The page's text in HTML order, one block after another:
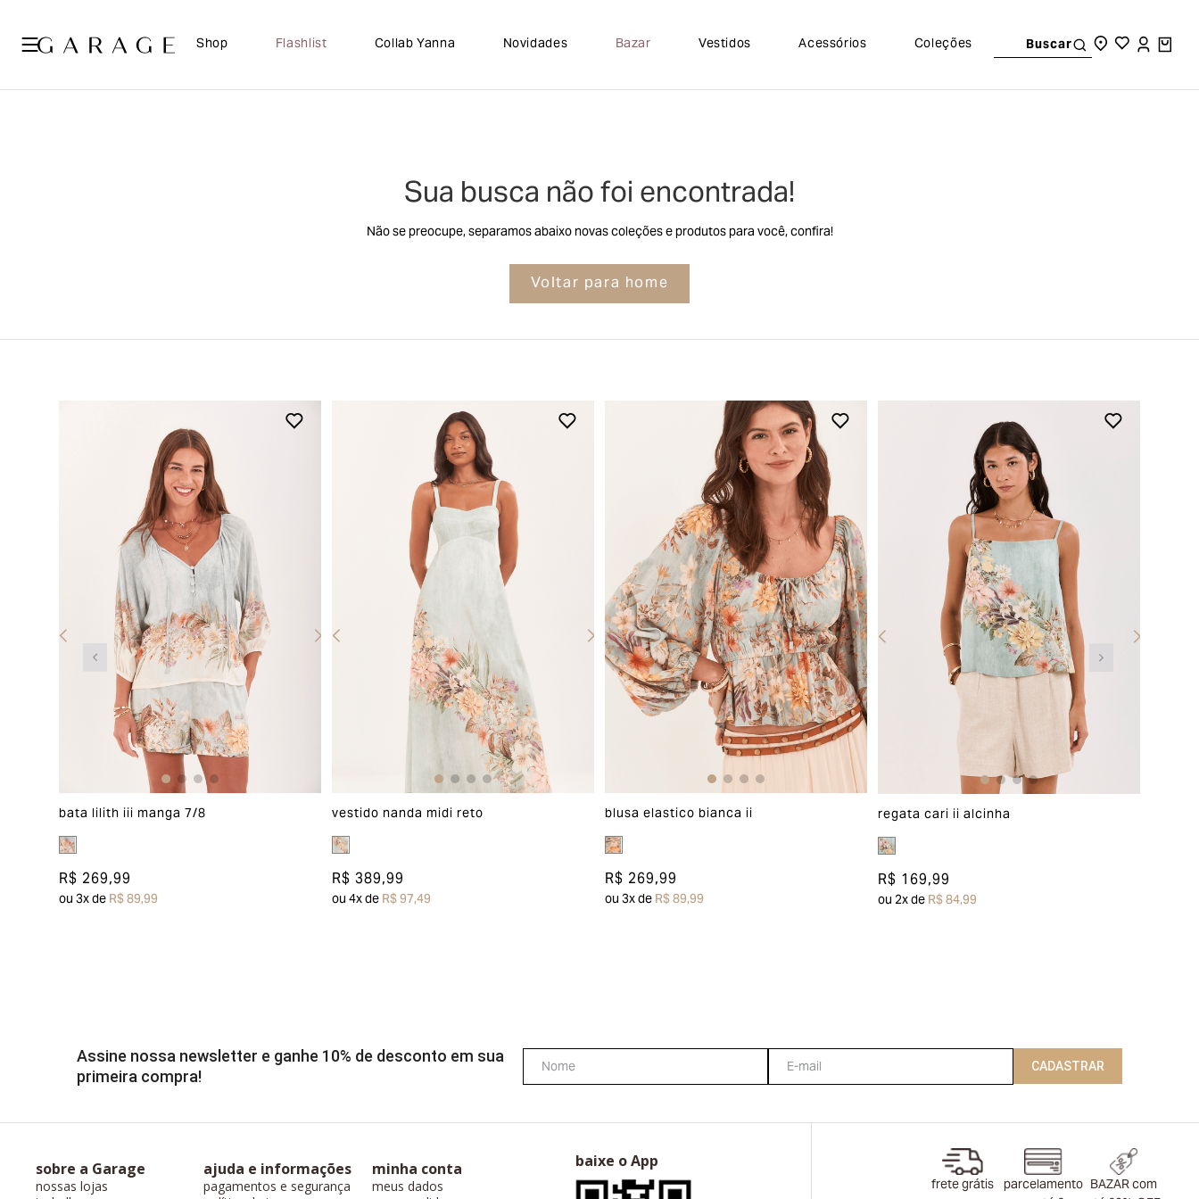
Shop Flashlist Collab Yanna Novidades Bazar Vestidos Acessórios Coleções Buscar
Sua busca não foi encontrada!
Não se preocupe, separamos abaixo novas coleções e produtos para você, confira!
Voltar para home
bata lilith iii manga 7/8
R$ 269,99
ou3x deR$ 89,99
vestido nanda midi reto
R$ 389,99
ou4x deR$ 97,49
blusa elastico bianca ii
R$ 269,99
ou3x deR$ 89,99
regata cari ii alcinha
R$ 169,99
ou2x deR$ 84,99
Assine nossa newsletter e ganhe 10% de desconto em sua
primeira compra!
CADASTRAR
sobre a Garage
nossas lojas
ajuda e informações
pagamentos e segurança
minha conta
meus dados
baixe o App
frete grátis parcelamento BAZAR com